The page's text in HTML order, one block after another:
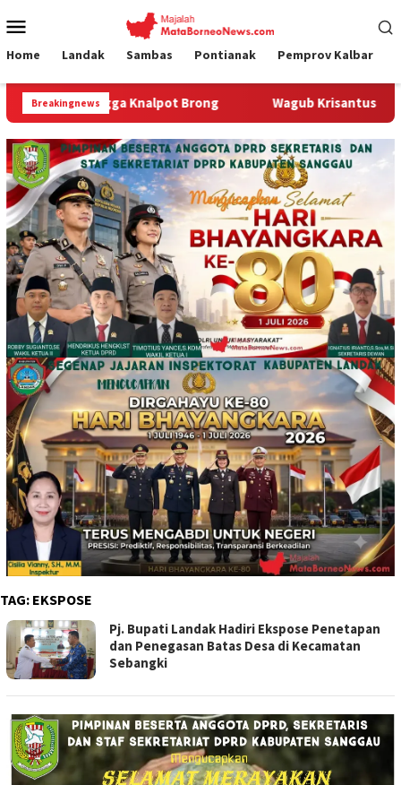
ke
Mobile
Home Landak Sambas Pontianak Pemprov Kalbar
Breakingnews
Knalpot Brong Wagub Krisantus Sambut Kembali
TAG: EKSPOSE
Pj. Bupati Landak Hadiri Ekspose Penetapan
dan Penegasan Batas Desa di Kecamatan
Sebangki